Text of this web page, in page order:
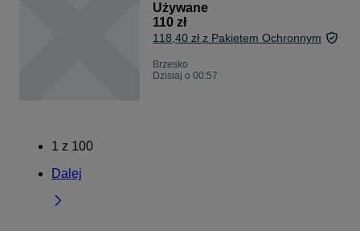
Używane
110 zł
118,40 zł z Pakietem Ochronnym
Brzesko
Dzisiaj o 00:57
1 z 100
Dalej